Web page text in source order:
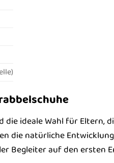
die ideale Wahl für
die natürliche
Begleiter auf den ersten